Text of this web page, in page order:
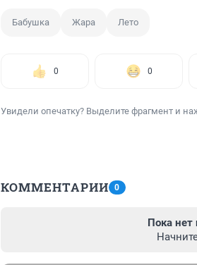
Бабушка Жара Лето
0 0
Увидели опечатку? Выделите фрагмент и
КОММЕНТАРИИ 0
Пока нет